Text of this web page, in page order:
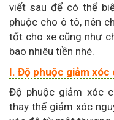
viết sau để có thể
phuộc cho ô tô, nên
tốt cho xe cũng như
bao nhiêu tiền nhé.
I. Độ phuộc giảm xóc
Độ phuộc giảm xóc
thay thế giảm xóc